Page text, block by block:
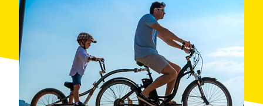
permite visitar los dólmenes y menhires del parque.
Atención a las espectaculares vistas desde la Torre
del Sastre. En Roses os espera la carne a la brasa
del restaurante L'Entrecot y el apartamento familiar
Roses Santa Maria, del grupo Terraza.
Cuándo: Primavera, verano y otoño
Dónde: Roses